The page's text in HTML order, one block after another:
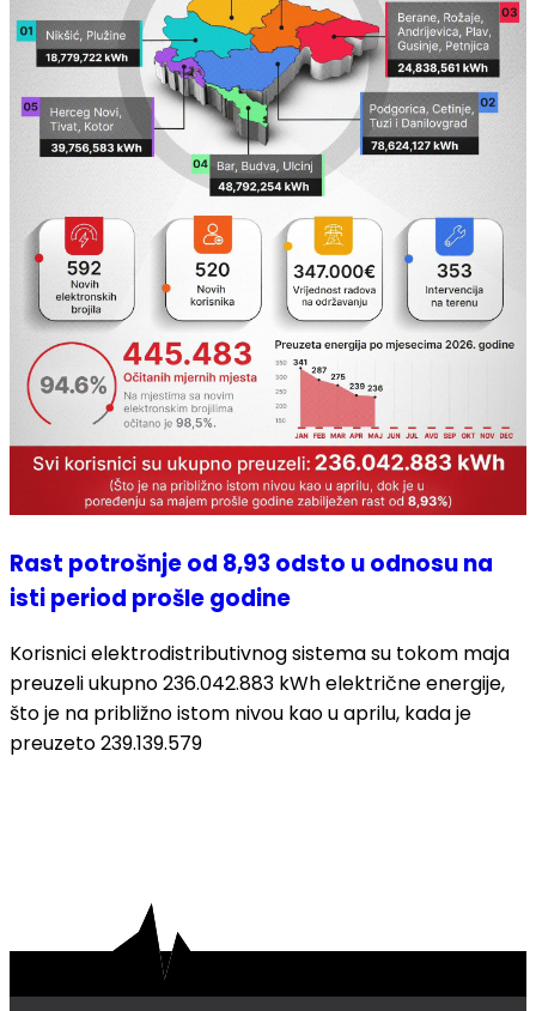
Rast potrošnje od 8,93 odsto u odnosu na
isti period prošle godine
Korisnici elektrodistributivnog sistema su tokom maja
preuzeli ukupno 236.042.883 kWh električne energije,
što je na približno istom nivou kao u aprilu, kada je
preuzeto 239.139.579